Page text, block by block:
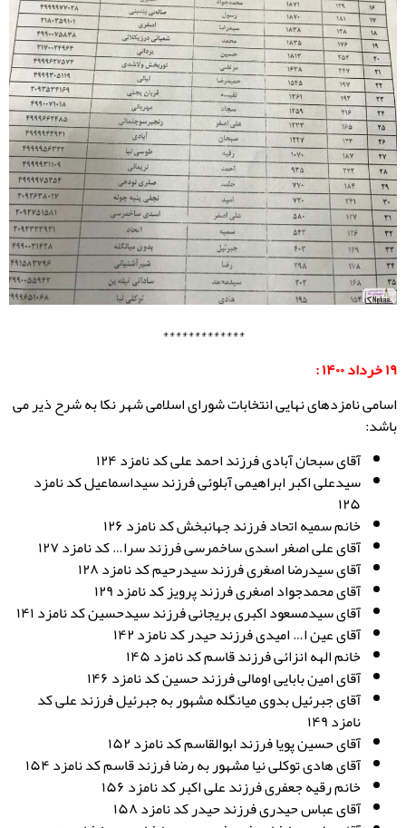
*************
۱۹ خرداد ۱۴۰۰ :
اسامی نامزدهای نهایی انتخابات شورای اسلامی شهر نکا به شرح ذیر می
باشد:
آقای سبحان آبادی فرزند احمد علی کد نامزد ۱۲۴
سیدعلی اکبر ابراهیمی آبلوئی فرزند سیداسماعیل کد نامزد
۱۲۵
خانم سمیه اتحاد فرزند جهانبخش کد نامزد ۱۲۶
آقای علی اصغر اسدی ساخمرسی فرزند سرا… کد نامزد ۱۲۷
آقای سیدرضا اصغری فرزند سیدرحیم کد نامزد ۱۲۸
آقای محمدجواد اصغری فرزند پرویز کد نامزد ۱۲۹
آقای سیدمسعود اکبری بریجانی فرزند سیدحسین کد نامزد ۱۴۱
آقای عین ا… امیدی فرزند حیدر کد نامزد ۱۴۲
خانم الهه انزائی فرزند قاسم کد نامزد ۱۴۵
آقای امین بابایی اومالی فرزند حسین کد نامزد ۱۴۶
آقای جبرئیل بدوی میانگله مشهور به جبرئیل فرزند علی کد
نامزد ۱۴۹
آقای حسین پویا فرزند ابوالقاسم کد نامزد ۱۵۲
آقای هادی توکلی نیا مشهور به رضا فرزند قاسم کد نامزد ۱۵۴
خانم رقیه جعفری فرزند علی اکبر کد نامزد ۱۵۶
آقای عباس حیدری فرزند حیدر کد نامزد ۱۵۸